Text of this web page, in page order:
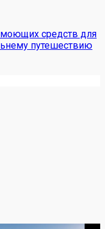
средств для
путешествию